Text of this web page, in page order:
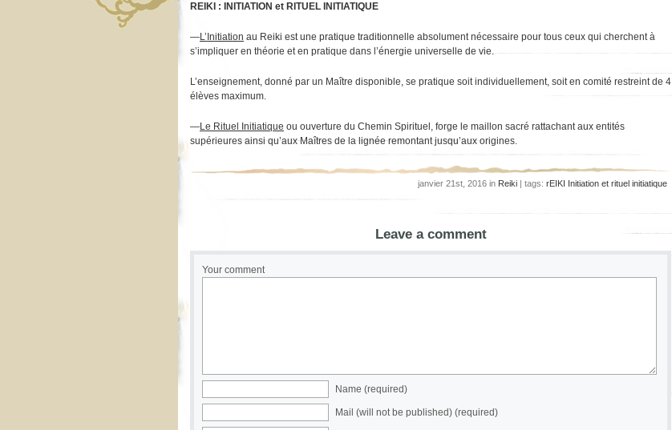
REIKI : INITIATION et RITUEL INITIATIQUE
—L’Initiation au Reiki est une pratique traditionnelle absolument nécessaire pour tous ceux qui cherchent à
s’impliquer en théorie et en pratique dans l’énergie universelle de vie.
L’enseignement, donné par un Maître disponible, se pratique soit individuellement, soit en comité restreint de 4
élèves maximum.
—Le Rituel Initiatique ou ouverture du Chemin Spirituel, forge le maillon sacré rattachant aux entités
supérieures ainsi qu’aux Maîtres de la lignée remontant jusqu’aux origines.
janvier 21st, 2016 in Reiki | tags: rEIKI Initiation et rituel initiatique
Leave a comment
Your comment
Name (required)
Mail (will not be published) (required)